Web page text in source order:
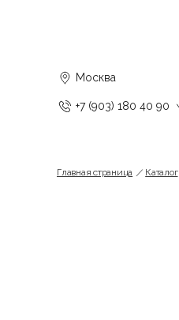
Москва
+7 (903) 180 40 90
Главная страница Каталог